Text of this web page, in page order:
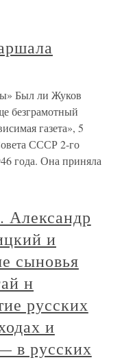
Был ли Жуков
безграмотный
газета», 5
СССР 2-го
года. Она приняла
Александр
и
сыновья
н
русских
и
в русских